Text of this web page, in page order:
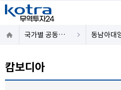
국가별 공동물류센터 동남아대
캄보디아